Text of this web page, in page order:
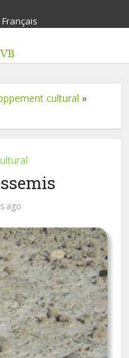
Français
cultural »
ago